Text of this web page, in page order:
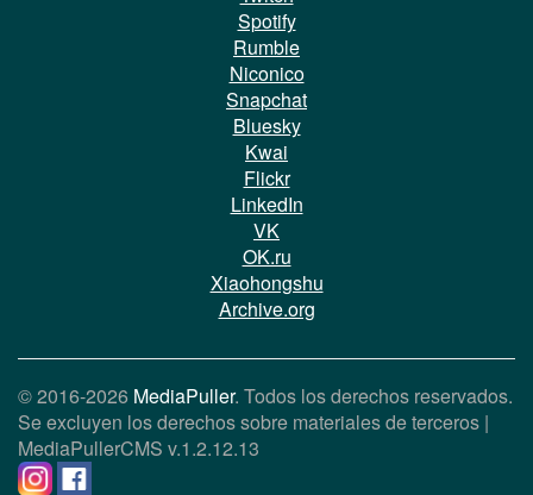
Spotify
Rumble
Niconico
Snapchat
Bluesky
Kwai
Flickr
LinkedIn
VK
OK.ru
Xiaohongshu
Archive.org
© 2016-2026 MediaPuller. Todos los derechos reservados.
Se excluyen los derechos sobre materiales de terceros |
MediaPullerCMS v.1.2.12.13